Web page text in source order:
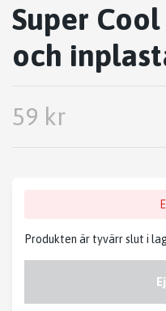
Super
och
59 kr
Produkten är tyvärr slut i